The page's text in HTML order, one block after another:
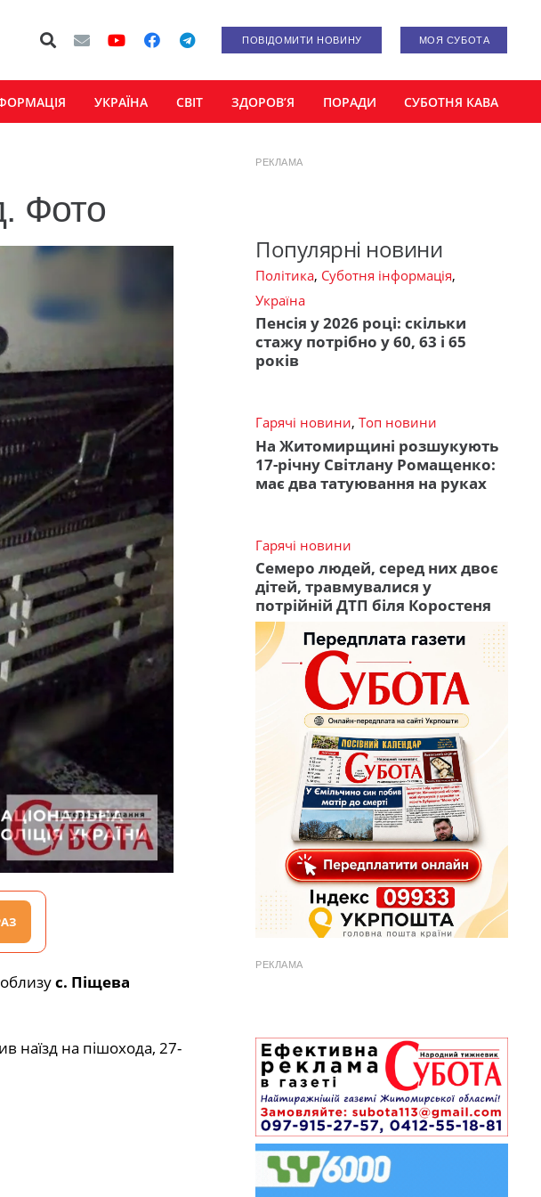
ПОВІДОМИТИ НОВИНУ МОЯ СУБОТА
УКРАЇНА СВІТ ЗДОРОВ’Я ПОРАДИ СУБОТНЯ КАВА
Фото
с. Піщева
наїзд на пішохода, 27-
РЕКЛАМА
Популярні новини
Політика, Суботня інформація,
Україна
Пенсія у 2026 році: скільки
стажу потрібно у 60, 63 і 65
років
Гарячі новини, Топ новини
На Житомирщині розшукують
17-річну Світлану Ромащенко:
має два татуювання на руках
Гарячі новини
Семеро людей, серед них двоє
дітей, травмувалися у
потрійній ДТП біля Коростеня
РЕКЛАМА